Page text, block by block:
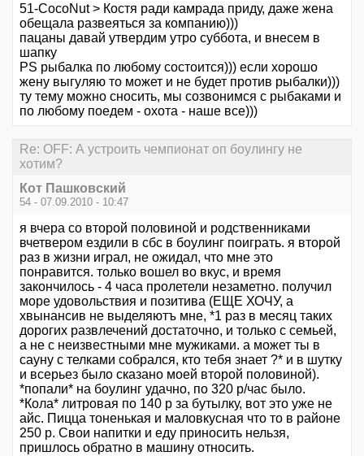
51-CocoNut > Костя ради камрада приду, даже жена
обещала развеяться за компанию)))
пацаны давай утвердим утро суббота, и внесем в
шапку
PS рыбалка по любому состоится))) если хорошо
жену выгуляю то может и не будет против рыбалки)))
ту тему можно сносить, мы созвонимся с рыбаками и
по любому поедем - охота - наше все)))
Re: OFF: А устроить чемпионат оп боулингу не
хотим?
Кот Пашковский
54 - 07.09.2010 - 10:47
я вчера со второй половиной и родственниками
вчетвером ездили в сбс в боулинг поиграть. я второй
раз в жизни играл, не ожидал, что мне это
понравится. только вошел во вкус, и время
закончилось - 4 часа пролетели незаметно. получил
море удовольствия и позитива (ЕЩЕ ХОЧУ, а
хвынансив не выделяютъ мне, *1 раз в месяц таких
дорогих развлечений достаточно, и только с семьей,
а не с неизвестными мне мужиками. а может ты в
сауну с телками собрался, кто тебя знает ?* и в шутку
и всерьез было сказано моей второй половиной).
*попали* на боулинг удачно, по 320 р/час было.
*Кола* литровая по 140 р за бутылку, вот это уже не
айс. Пицца тоненькая и маловкусная что то в районе
250 р. Свои напитки и еду приносить нельзя,
пришлось обратно в машину относить.